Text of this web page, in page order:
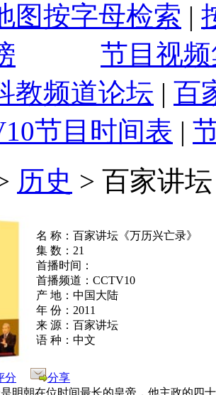
图按字母检索 |
节目视
教频道论坛 | 百
节目时间表 |
历史 > 百家讲
名 称：百家讲坛《万历兴亡录》
集 数：21
首播时间：
首播频道：CCTV10
产 地：中国大陆
年 份：2011
来 源：百家讲坛
语 种：中文
分
分享
明朝在位时间最长的皇帝，他主政的四